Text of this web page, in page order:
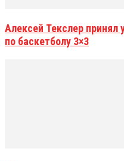
Алексей Текслер
по баскетболу 3×3